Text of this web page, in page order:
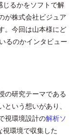
じるかをソフトで解
が株式会社ビジュア
。今回は山本様にど
るのかインタビュー
の研究テーマである
という想いがあり、
視環境設計の解析ソ
視環境で収集した